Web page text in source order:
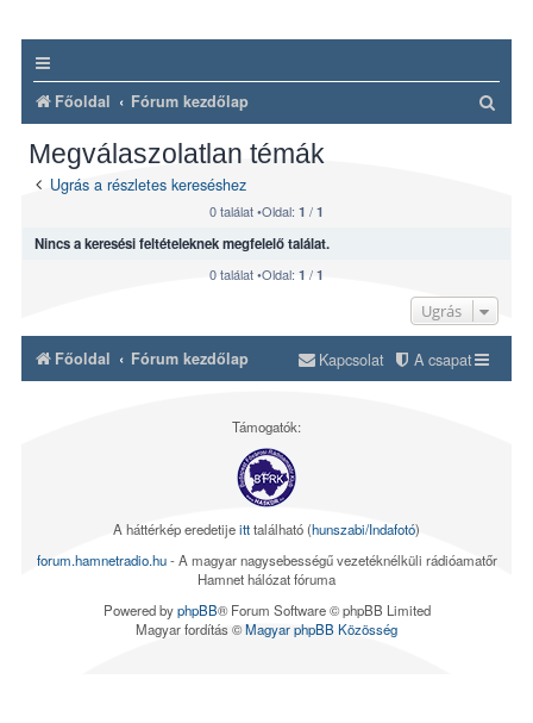
Főoldal Fórum kezdőlap
s
Megválaszolatlan témák
Ugrás a részletes kereséshez
0 találat •Oldal: 1 / 1
Nincs a keresési feltételeknek megfelelő találat.
0 találat •Oldal: 1 / 1
Ugrás
Főoldal Fórum kezdőlap A csapat
Kapcsolat
Támogatók:
A háttérkép eredetijeitttalálható (hunszabi/Indafotó)
forum.hamnetradio.hu- A magyar nagysebességű vezetéknélküli rádióamatőr
Hamnet hálózat fóruma
Powered byphpBB® Forum Software © phpBB Limited
Magyar fordítás ©Magyar phpBB Közösség